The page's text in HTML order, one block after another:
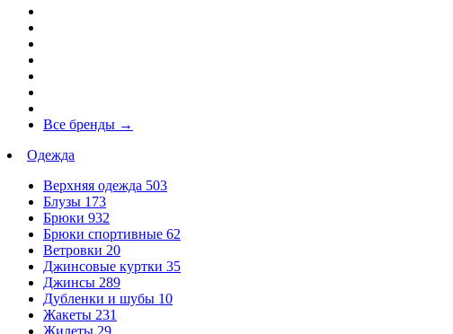
Все бренды →
Одежда
Верхняя одежда 503
Блузы 173
Брюки 932
Брюки спортивные 62
Ветровки 20
Джинсовые куртки 35
Джинсы 289
Дубленки и шубы 10
Жакеты 231
Жилеты 29